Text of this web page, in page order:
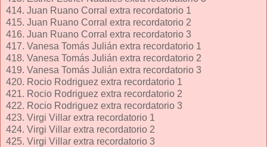
414. Juan Ruano Corral extra recordatorio 1
415. Juan Ruano Corral extra recordatorio 2
416. Juan Ruano Corral extra recordatorio 3
417. Vanesa Tomás Julián extra recordatorio 1
418. Vanesa Tomás Julián extra recordatorio 2
419. Vanesa Tomás Julián extra recordatorio 3
420. Rocio Rodriguez extra recordatorio 1
421. Rocio Rodriguez extra recordatorio 2
422. Rocio Rodriguez extra recordatorio 3
423. Virgi Villar extra recordatorio 1
424. Virgi Villar extra recordatorio 2
425. Virgi Villar extra recordatorio 3